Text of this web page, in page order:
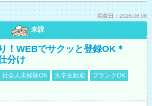
掲載日：2026.08.06
未読
！WEBでサクッと登録OK＊
分け
社会人未経験OK 大学生歓迎
ブランクOK